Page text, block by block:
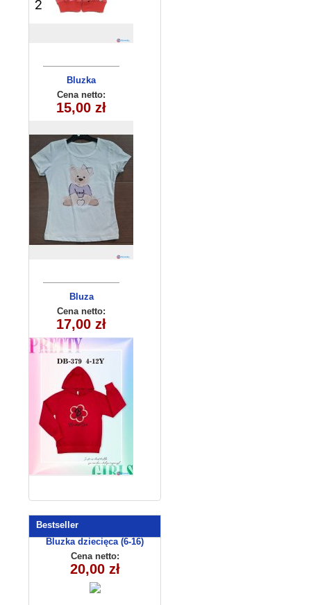
Bluzka
dziecięca
180626-14(6-16)
6szt
Cena netto:
15,00 zł
Bluza
dziecięca
290525-DB379
(4-12) 10szt
Cena netto:
17,00 zł
Bestseller
Bluzka dziecięca (6-16)
EAA0206
Cena netto:
20,00 zł